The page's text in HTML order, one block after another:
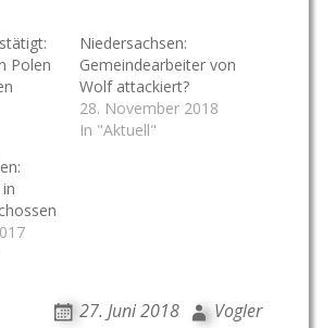
Polen
Niedersachsen:
Gemeindearbeiter von
Wolf attackiert?
28. November 2018
In "Aktuell"
27. Juni 2018 Vogler